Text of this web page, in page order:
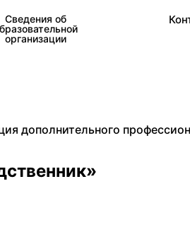
Сведения об
организации
дополнительного